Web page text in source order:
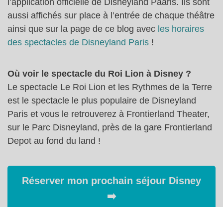
aussi affichés sur place à l’entrée de chaque théâtre
ainsi que sur la page de ce blog avec les horaires
des spectacles de Disneyland Paris !
Où voir le spectacle du Roi Lion à Disney ?
Le spectacle Le Roi Lion et les Rythmes de la Terre
est le spectacle le plus populaire de Disneyland
Paris et vous le retrouverez à Frontierland Theater,
sur le Parc Disneyland, près de la gare Frontierland
Depot au fond du land !
Réserver mon prochain séjour Disney
➡️